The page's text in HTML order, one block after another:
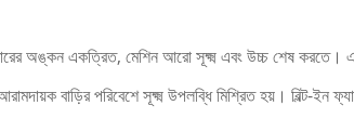
অঙ্কন একত্রিত, মেশিন আরো সূক্ষ্ম এবং উচ্চ শেষ করতে।
বাড়ির পরিবেশে সূক্ষ্ম উপলব্ধি মিশ্রিত হয়। বিল্ট-ইন